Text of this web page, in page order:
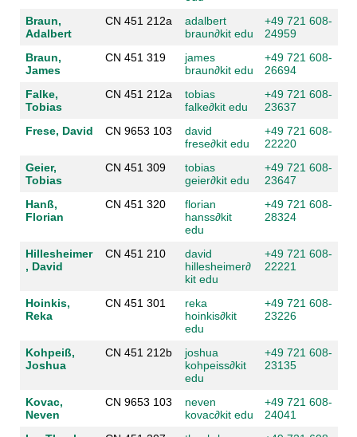
Braun,
Adalbert
CN 451 212a
adalbert
braun∂kit edu
+49 721 608-
24959
Braun,
James
CN 451 319
james
braun∂kit edu
+49 721 608-
26694
Falke,
Tobias
CN 451 212a
tobias
falke∂kit edu
+49 721 608-
23637
Frese, David
CN 9653 103
david
frese∂kit edu
+49 721 608-
22220
Geier,
Tobias
CN 451 309
tobias
geier∂kit edu
+49 721 608-
23647
Hanß,
Florian
CN 451 320
florian
hanss∂kit
edu
+49 721 608-
28324
Hillesheimer
, David
CN 451 210
david
hillesheimer∂
kit edu
+49 721 608-
22221
Hoinkis,
Reka
CN 451 301
reka
hoinkis∂kit
edu
+49 721 608-
23226
Kohpeiß,
Joshua
CN 451 212b
joshua
kohpeiss∂kit
edu
+49 721 608-
23135
Kovac,
Neven
CN 9653 103
neven
kovac∂kit edu
+49 721 608-
24041